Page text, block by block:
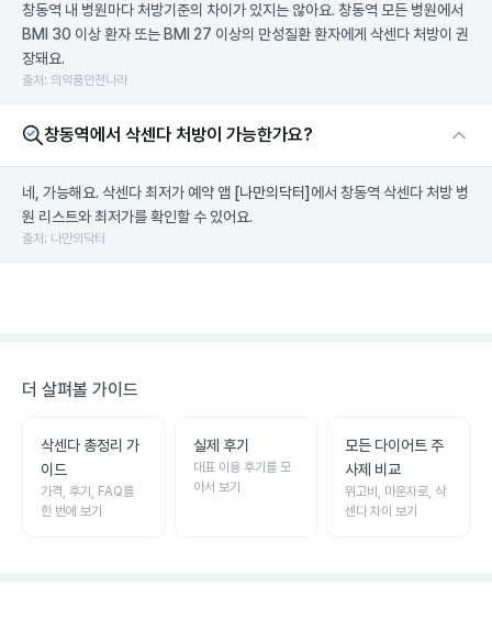
창동역 내 병원마다 처방기준의 차이가 있지는 않아요. 창동역 모든 병원에서
BMI 30 이상 환자 또는 BMI 27 이상의 만성질환 환자에게 삭센다 처방이 권
장돼요.
출처: 의약품안전나라
창동역에서 삭센다 처방이 가능한가요?
네, 가능해요. 삭센다 최저가 예약 앱 [나만의닥터] 에서 창동역 삭센다 처방 병
원 리스트와 최저가를 확인할 수 있어요.
출처: 나만의닥터
더 살펴볼 가이드
삭센다 총정리 가
이드
가격, 후기, FAQ를
한 번에 보기
실제 후기
대표 이용 후기를 모
아서 보기
모든 다이어트 주
사제 비교
위고비, 마운자로, 삭
센다 차이 보기